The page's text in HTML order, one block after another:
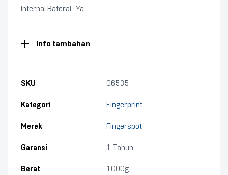
Internal Baterai : Ya
Info tambahan
SKU 06535
Kategori Fingerprint
Merek Fingerspot
Garansi 1 Tahun
Berat 1000g